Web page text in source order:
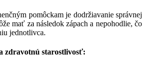
pomôckam je dodržiavanie správnej
mať za následok zápach a nepohodlie, čo
jednotlivca.
zdravotnú starostlivosť: